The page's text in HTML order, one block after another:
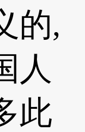
的,
人
此